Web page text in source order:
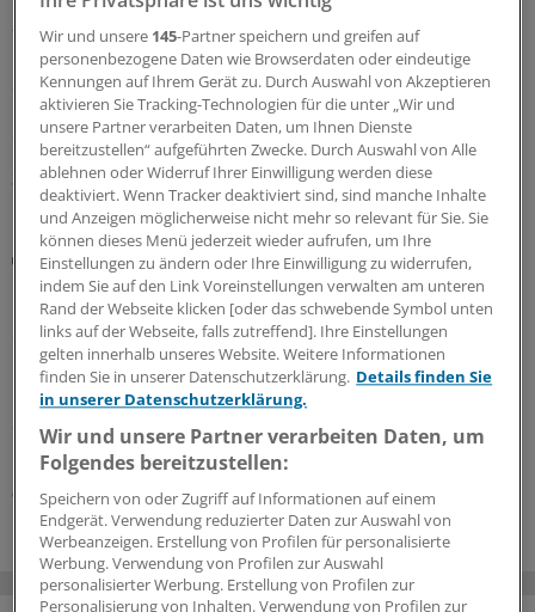
Nein, es ist nicht immer Krebs: Anders als die üblichen
Suchmaschinen im Internet will das Chat-Angebot der
Uro-GmbH Nordrhein sachlicher informieren und
erstmal beruhigen statt zu verunsichern.
31.07.2026
CT-Diagnostik
Multizentrische Studie: Beim Erkennen von
Pankreaskarzinomen stellt KI den Menschen in
den Schatten
Mithilfe von künstlicher Intelligenz (KI) könnten
Pankreaskarzinome künftig mit geringerer Fehlerquote
diagnostiziert werden als bisher. Darauf deuten die
Ergebnisse der multizentrischen PANORAMA-Studie hin.
07.07.2026
Wir und unsere 145-Partner speichern und greifen auf
personenbezogene Daten wie Browserdaten oder eindeutige
Kennungen auf Ihrem Gerät zu. Durch Auswahl von Akzeptieren
aktivieren Sie Tracking-Technologien für die unter „Wir und
unsere Partner verarbeiten Daten, um Ihnen Dienste
bereitzustellen“ aufgeführten Zwecke. Durch Auswahl von Alle
ablehnen oder Widerruf Ihrer Einwilligung werden diese
deaktiviert. Wenn Tracker deaktiviert sind, sind manche Inhalte
und Anzeigen möglicherweise nicht mehr so relevant für Sie. Sie
können dieses Menü jederzeit wieder aufrufen, um Ihre
Einstellungen zu ändern oder Ihre Einwilligung zu widerrufen,
indem Sie auf den Link Voreinstellungen verwalten am unteren
Rand der Webseite klicken [oder das schwebende Symbol unten
links auf der Webseite, falls zutreffend]. Ihre Einstellungen
gelten innerhalb unseres Website. Weitere Informationen
finden Sie in unserer Datenschutzerklärung. Details finden Sie
in unserer Datenschutzerklärung.
Wir und unsere Partner verarbeiten Daten, um
Folgendes bereitzustellen:
Speichern von oder Zugriff auf Informationen auf einem
Endgerät. Verwendung reduzierter Daten zur Auswahl von
Werbeanzeigen. Erstellung von Profilen für personalisierte
Werbung. Verwendung von Profilen zur Auswahl
personalisierter Werbung. Erstellung von Profilen zur
Personalisierung von Inhalten. Verwendung von Profilen zur